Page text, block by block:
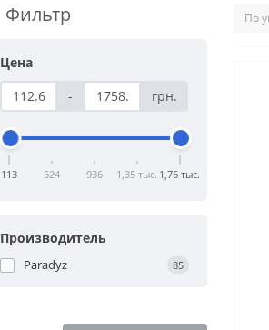
Фильтр
Цена
-
грн.
113 524 936 1,35 тыс. 1,76 тыс.
Производитель
Paradyz 85